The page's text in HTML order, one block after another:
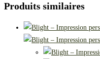
Produits similaires